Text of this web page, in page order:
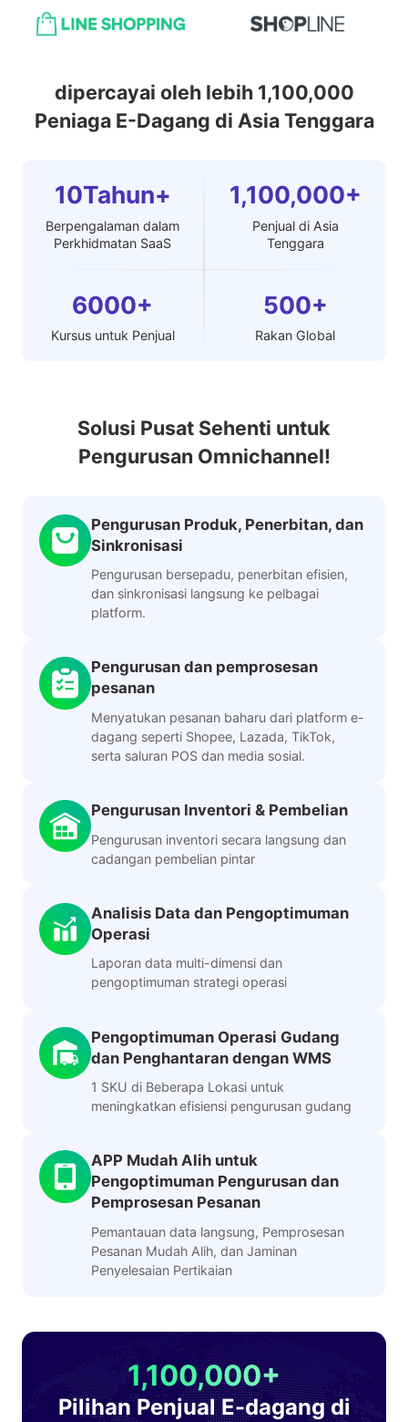
dipercayai oleh lebih 1,100,000
Peniaga E-Dagang di Asia Tenggara
10Tahun+
Berpengalaman dalam
Perkhidmatan SaaS
1,100,000+
Penjual di Asia
Tenggara
6000+
Kursus untuk Penjual
500+
Rakan Global
Solusi Pusat Sehenti untuk
Pengurusan Omnichannel!
Pengurusan Produk, Penerbitan, dan
Sinkronisasi
Pengurusan bersepadu, penerbitan efisien,
dan sinkronisasi langsung ke pelbagai
platform.
Pengurusan dan pemprosesan
pesanan
Menyatukan pesanan baharu dari platform e-
dagang seperti Shopee, Lazada, TikTok,
serta saluran POS dan media sosial.
Pengurusan Inventori & Pembelian
Pengurusan inventori secara langsung dan
cadangan pembelian pintar
Analisis Data dan Pengoptimuman
Operasi
Laporan data multi-dimensi dan
pengoptimuman strategi operasi
Pengoptimuman Operasi Gudang
dan Penghantaran dengan WMS
1 SKU di Beberapa Lokasi untuk
meningkatkan efisiensi pengurusan gudang
APP Mudah Alih untuk
Pengoptimuman Pengurusan dan
Pemprosesan Pesanan
Pemantauan data langsung, Pemprosesan
Pesanan Mudah Alih, dan Jaminan
Penyelesaian Pertikaian
1,100,000+
Pilihan Penjual E-dagang di